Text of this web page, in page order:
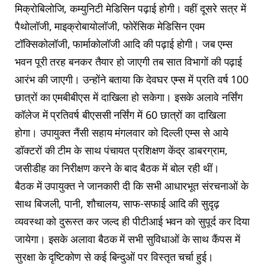
मिक्रोबिलोजि, कम्युनिटी मेडिसिन पढ़ाई होगी। वहीं दूसरे सत्र में
पैथोलॉजी, माइक्रोबायोलॉजी, फोरेंसिक मेडिसिन एवम
टॉक्सिकोलॉजी, फार्माकोलॉजी आदि की पढ़ाई होगी। जब एम्स
भवन पूरी तरह बनकर तैयार हो जाएगी तब सात विभागों की पढ़ाई
आरंभ की जाएगी। उन्होंने बताया कि देवघर एम्स में प्रति वर्ष 100
छात्रों का एमबीबीएस में दाखिला हो सकेगा। इसके अलावे नर्सिंग
कॉलेज में प्रतिवर्ष बीएससी नर्सिंग में 60 छात्रों का दाखिला
होगा। उपायुक्त नैंसी सहाय मंगलवार को दिल्ली एम्स से आये
डॉक्टरों की टीम के साथ पंचायत प्रशिक्षण केंद्र डाबरग्राम,
जसीडीह का निरीक्षण करने के बाद बैठक में बोल रही थीं।
बैठक में उपायुक्त ने जानकारी दी कि सभी आधारभूत संरचनाओं के
साथ बिजली, पानी, शौचालय, साफ-सफाई आदि की सुदृढ़
व्यवस्था को दुरूस्त कर जल्द ही पीटीआई भवन को सुपूर्द कर दिया
जायेगा। इसके अलावा बैठक में सभी सुविधाओं के साथ कैंपस में
सुरक्षा के दृष्टिकोण से कई बिन्दुओं पर विस्तृत चर्चा हुई।